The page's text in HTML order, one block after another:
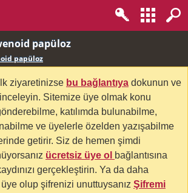
papüloz
papüloz
ziyaretinizse bu bağlantıya dokunun ve
inceleyin. Sitemize üye olmak konu
katılımda bulunabilme,
ve üyelerle özelden yazışabilme
getirir. Siz de hemen şimdi
ücretsiz üye ol bağlantısına
gerçekleştirin. Ya da daha
olup şifrenizi unuttuysanız Şifremi